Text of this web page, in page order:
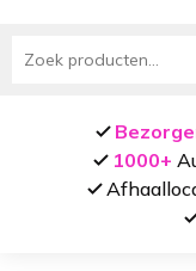
Zoeken
1000+